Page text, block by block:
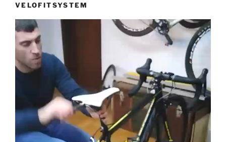
VELOFITSYSTEM
Reprodutor
de
vídeo